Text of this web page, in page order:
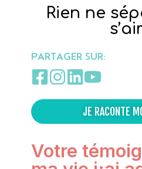
Rien ne
PARTAGER SUR:
JE RACONTE
Votre